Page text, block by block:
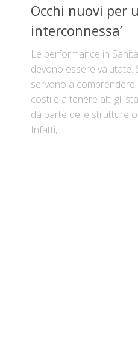
Occhi nuovi per
interconnessa’
Le performance in
devono essere valutate.
servono a
costi e a tenere alti gli
da parte delle strutture
Infatti,...